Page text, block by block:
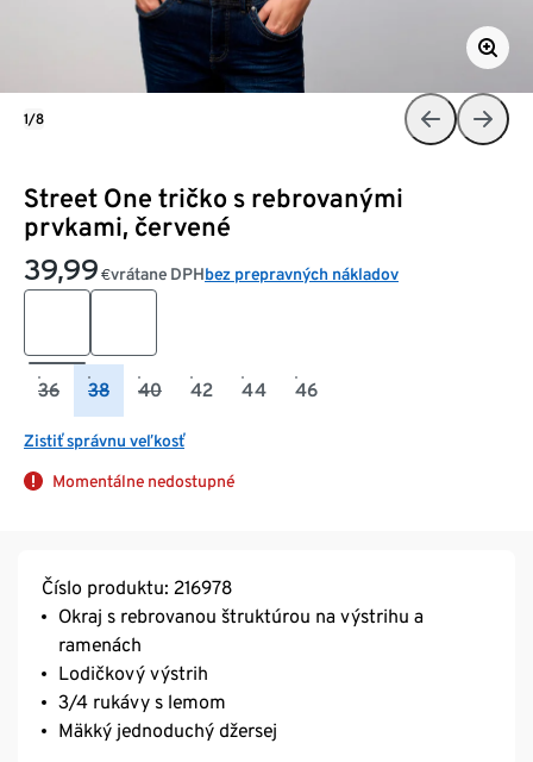
Street One tričko s rebrovanými
prvkami, červené
39,99 €vrátane DPHbez prepravných nákladov
36 38 40 42 44 46
Zistiť správnu veľkosť
Momentálne nedostupné
1/8
Číslo produktu: 216978
Okraj s rebrovanou štruktúrou na výstrihu a
ramenách
Lodičkový výstrih
3/4 rukávy s lemom
Mäkký jednoduchý džersej